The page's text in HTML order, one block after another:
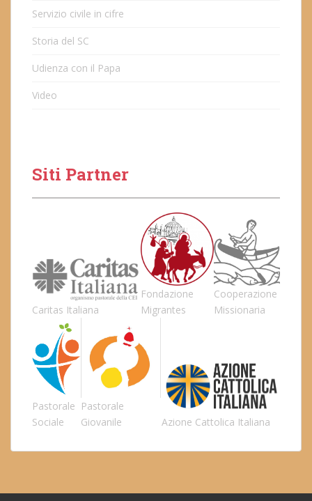
Servizio civile in cifre
Storia del SC
Udienza con il Papa
Video
Siti Partner
Caritas Italiana
Fondazione
Migrantes
Cooperazione
Missionaria
Pastorale
Sociale
Pastorale
Giovanile
Azione Cattolica Italiana